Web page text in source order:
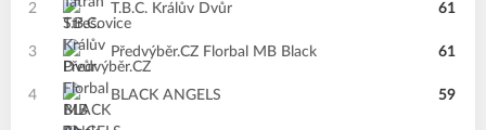
2 T.B.C. Králův Dvůr 61
3 Předvýběr.CZ Florbal MB Black 61
4 BLACK ANGELS 59